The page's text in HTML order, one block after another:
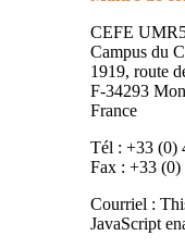
CEFE
Campus du
1919, route
F-34293
France
Tél : +33 (0)
Fax : +33 (0)
Courriel :
JavaScript